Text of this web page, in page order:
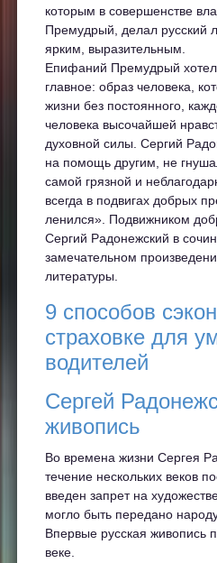
которым в совершенстве
Премудрый, делал русский
ярким, выразительным.
Епифаний Премудрый хотел
главное: образ человека,
жизни без постоянного,
человека высочайшей
духовной силы. Сергий
на помощь другим, не
самой грязной и
всегда в подвигах добрых
ленился». Подвижником
Сергий Радонежский в
замечательном
литературы.
9 способов
страховке для
водителей
Сергей
живопись
Во времена жизни Сергея
течение нескольких веков
введен запрет на
могло быть передано
Впервые русская живопись
веке.